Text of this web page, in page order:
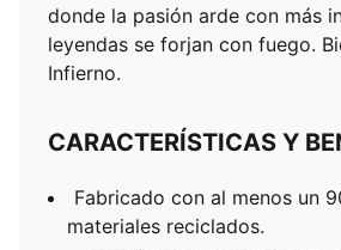
donde la pasión arde con más
leyendas se forjan con fuego.
Infierno.
CARACTERÍSTICAS Y
Fabricado con al menos un
materiales reciclados.